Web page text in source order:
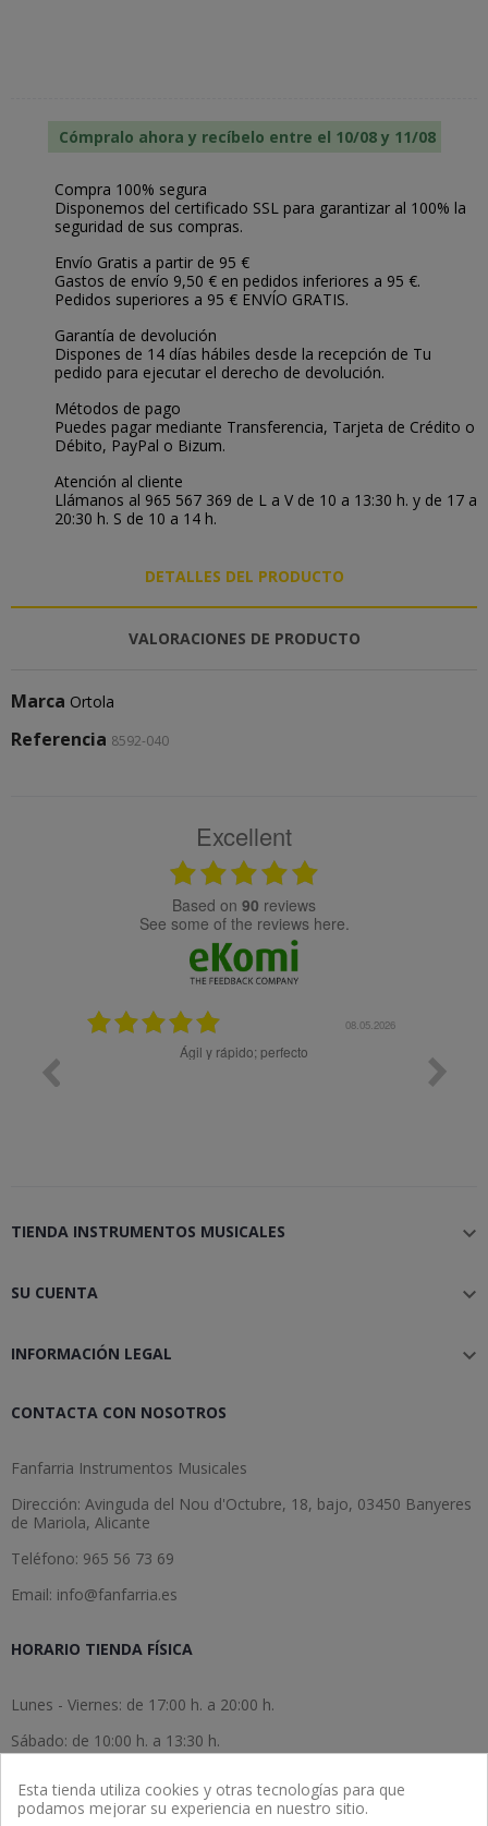
Cómpralo ahora y recíbelo entre el 10/08 y 11/08
Compra 100% segura
Disponemos del certificado SSL para garantizar al 100% la
seguridad de sus compras.
Envío Gratis a partir de 95 €
Gastos de envío 9,50 € en pedidos inferiores a 95 €.
Pedidos superiores a 95 € ENVÍO GRATIS.
Garantía de devolución
Dispones de 14 días hábiles desde la recepción de Tu
pedido para ejecutar el derecho de devolución.
Métodos de pago
Puedes pagar mediante Transferencia, Tarjeta de Crédito o
Débito, PayPal o Bizum.
Atención al cliente
Llámanos al 965 567 369 de L a V de 10 a 13:30 h. y de 17 a
20:30 h. S de 10 a 14 h.
DETALLES DEL PRODUCTO
VALORACIONES DE PRODUCTO
Marca Ortola
Referencia 8592-040
Excellent
based on 90 reviews
see some of the reviews here.
08.05.2026
TIENDA INSTRUMENTOS MUSICALES 
SU CUENTA 
INFORMACIÓN LEGAL 
CONTACTA CON NOSOTROS
Fanfarria Instrumentos Musicales
Dirección: Avinguda del Nou d'Octubre, 18, bajo, 03450 Banyeres
de Mariola, Alicante
Teléfono: 965 56 73 69
Email: info@fanfarria.es
HORARIO TIENDA FÍSICA
Lunes - Viernes: de 17:00 h. a 20:00 h.
Sábado: de 10:00 h. a 13:30 h.
Esta tienda utiliza cookies y otras tecnologías para que
podamos mejorar su experiencia en nuestro sitio.